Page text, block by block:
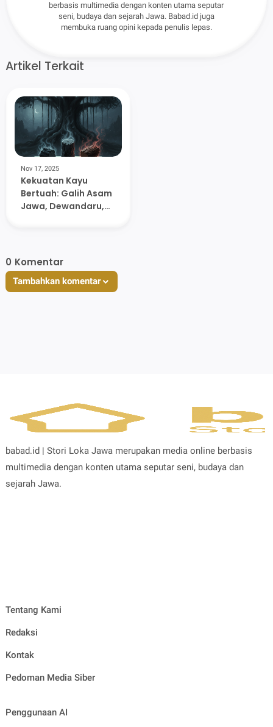
berbasis multimedia dengan konten utama seputar
seni, budaya dan sejarah Jawa. Babad.id juga
membuka ruang opini kepada penulis lepas.
Artikel Terkait
Nov 17, 2025
Kekuatan Kayu
Bertuah: Galih Asam
Jawa, Dewandaru,
0 Komentar
Tambahkan komentar
babad.id | Stori Loka Jawa merupakan media online berbasis
multimedia dengan konten utama seputar seni, budaya dan
sejarah Jawa.
Tentang Kami
Redaksi
Kontak
Pedoman Media Siber
Penggunaan AI